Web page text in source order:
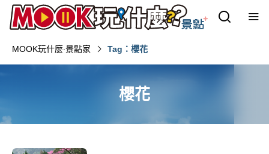
MOOK玩什麼‧景點家 Tag：櫻花
櫻花